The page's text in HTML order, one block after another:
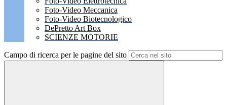
Foto-Video Meccanica
Foto-Video Biotecnologico
DePretto Art Box
SCIENZE MOTORIE
Campo di ricerca per le pagine del sito